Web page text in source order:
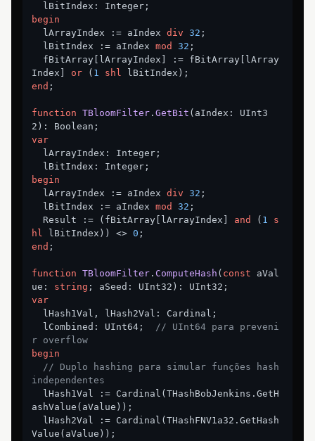
begin
  lArrayIndex := aIndex
div 32 ;
  lBitIndex := aIndex
mod 32 ;
Index] or ( 1 shl
end ;
function TBloomFilter. GetBit (aIndex: UInt3
2) :
var
begin
  lArrayIndex := aIndex
div 32 ;
  lBitIndex := aIndex
mod 32 ;
  Result := (fBitArray[lArrayIndex]
and ( 1
s
hl lBitIndex)) <> 0
end ;
function TBloomFilter. ComputeHash ( const aVal
ue: string ; aSeed: UInt32) :
var
  lCombined: UInt64;
// UInt64 para preveni
r overflow
begin
// Duplo hashing para simular funções hash
independentes
ashValue(aValue));
Value(aValue));